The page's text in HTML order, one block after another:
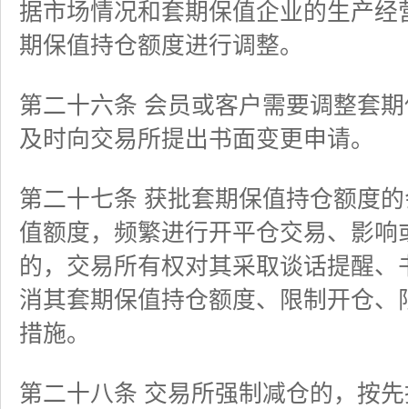
据市场情况和套期保值企业的生产
期保值持仓额度进行调整。
第二十六条 会员或客户需要调整套
及时向交易所提出书面变更申请。
第二十七条 获批套期保值持仓额度
值额度，频繁进行开平仓交易、影
的，交易所有权对其采取谈话提醒
消其套期保值持仓额度、限制开仓
措施。
第二十八条 交易所强制减仓的，按